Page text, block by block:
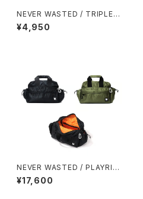
NEVER WASTED / TRIPLEY
ES（ECOPAK）
¥4,950
NEVER WASTED / PLAYRIP
（MA-1）
¥17,600